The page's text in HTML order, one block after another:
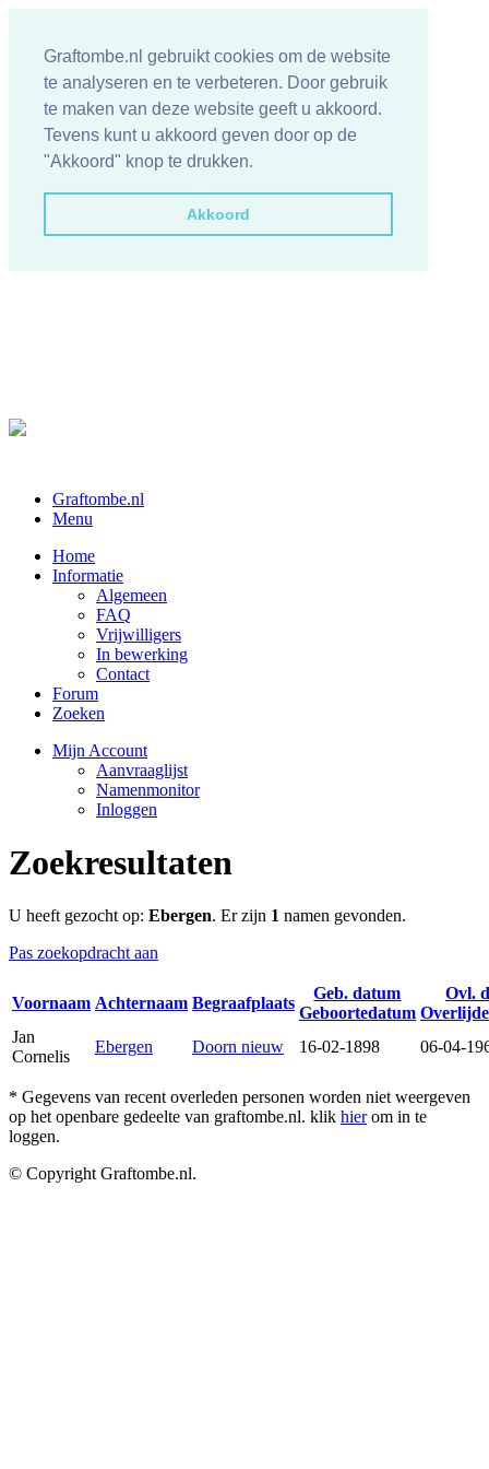
Graftombe.nl gebruikt cookies om de website
te analyseren en te verbeteren. Door gebruik
te maken van deze website geeft u akkoord.
Tevens kunt u akkoord geven door op de
"Akkoord" knop te drukken.
Akkoord
Graftombe.nl
Menu
Home
Informatie
Algemeen
FAQ
Vrijwilligers
In bewerking
Contact
Forum
Zoeken
Mijn Account
Aanvraaglijst
Namenmonitor
Inloggen
Zoekresultaten
U heeft gezocht op: Ebergen. Er zijn 1 namen gevonden.
Pas zoekopdracht aan
Voornaam Achternaam Begraafplaats
Geb. datum
Geboortedatum
Ovl.
Jan
Cornelis
Ebergen Doorn nieuw 16-02-1898 06-04-
* Gegevens van recent overleden personen worden niet weergeven
op het openbare gedeelte van graftombe.nl. klik hierom in te
loggen.
© Copyright Graftombe.nl.